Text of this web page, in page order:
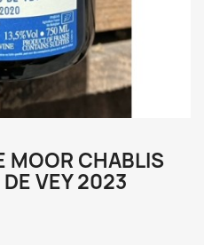
MOOR CHABLIS
VEY 2023